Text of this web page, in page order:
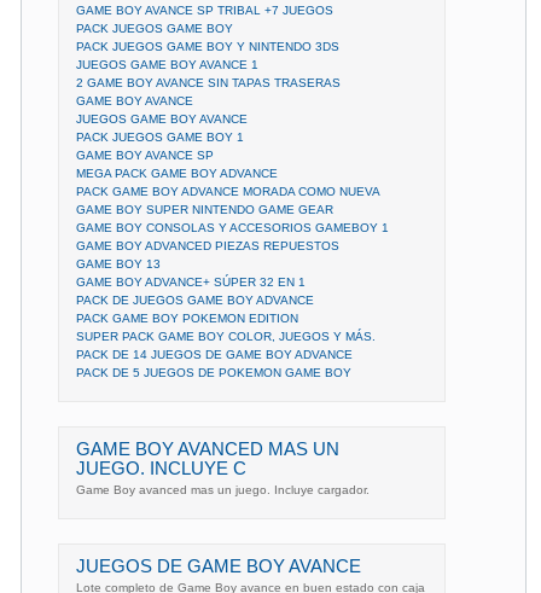
GAME BOY AVANCE SP TRIBAL +7 JUEGOS
PACK JUEGOS GAME BOY
PACK JUEGOS GAME BOY Y NINTENDO 3DS
JUEGOS GAME BOY AVANCE 1
2 GAME BOY AVANCE SIN TAPAS TRASERAS
GAME BOY AVANCE
JUEGOS GAME BOY AVANCE
PACK JUEGOS GAME BOY 1
GAME BOY AVANCE SP
MEGA PACK GAME BOY ADVANCE
PACK GAME BOY ADVANCE MORADA COMO NUEVA
GAME BOY SUPER NINTENDO GAME GEAR
GAME BOY CONSOLAS Y ACCESORIOS GAMEBOY 1
GAME BOY ADVANCED PIEZAS REPUESTOS
GAME BOY 13
GAME BOY ADVANCE+ SÚPER 32 EN 1
PACK DE JUEGOS GAME BOY ADVANCE
PACK GAME BOY POKEMON EDITION
SUPER PACK GAME BOY COLOR, JUEGOS Y MÁS.
PACK DE 14 JUEGOS DE GAME BOY ADVANCE
PACK DE 5 JUEGOS DE POKEMON GAME BOY
GAME BOY AVANCED MAS UN
JUEGO. INCLUYE C
Game Boy avanced mas un juego. Incluye cargador.
JUEGOS DE GAME BOY AVANCE
Lote completo de Game Boy avance en buen estado con caja